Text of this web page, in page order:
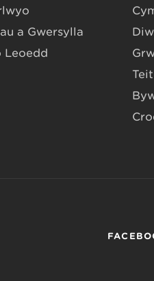
a Gwersylla
Leoedd